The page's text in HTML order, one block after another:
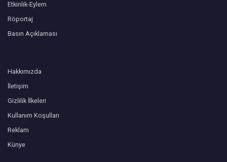
Etkinlik-Eylem
Röportaj
Basın Açıklaması
Hakkımızda
İletişim
Gizlilik İlkeleri
Kullanım Koşulları
Reklam
Künye